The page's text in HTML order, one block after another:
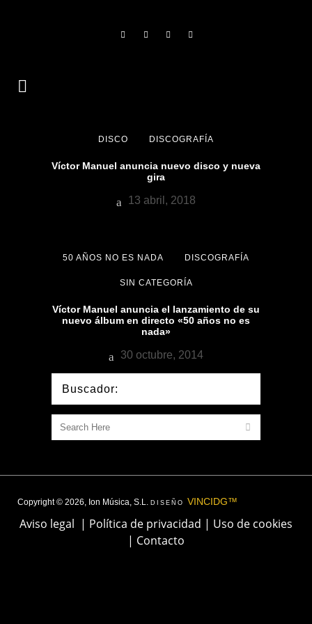
DISCO DISCOGRAFÍA
Víctor Manuel anuncia nuevo disco y nueva
gira
13 abril, 2018
50 AÑOS NO ES NADA DISCOGRAFÍA
SIN CATEGORÍA
Víctor Manuel anuncia el lanzamiento de su
nuevo álbum en directo «50 años no es
nada»
30 octubre, 2014
Buscador:
Copyright © 2026, Ion Música, S.L. DISEÑO VINCIDG™
Aviso legal | Política de privacidad | Uso de cookies
| Contacto